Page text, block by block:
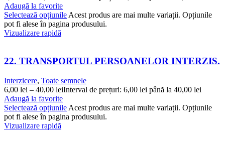
Adaugă la favorite
Selectează opțiunile Acest produs are mai multe variații. Opțiunile
pot fi alese în pagina produsului.
Vizualizare rapidă
22. TRANSPORTUL PERSOANELOR INTERZIS.
Interzicere, Toate semnele
6,00 lei – 40,00 leiInterval de prețuri: 6,00 lei până la 40,00 lei
Adaugă la favorite
Selectează opțiunile Acest produs are mai multe variații. Opțiunile
pot fi alese în pagina produsului.
Vizualizare rapidă